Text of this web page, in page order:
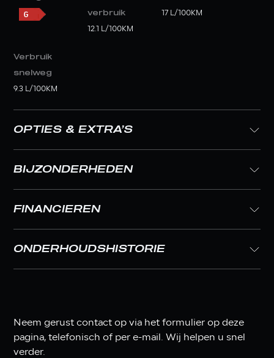
verbruik
12.1 L/100KM
17 L/100KM
Verbruik
snelweg
9.3 L/100KM
OPTIES & EXTRA’S
BIJZONDERHEDEN
FINANCIEREN
ONDERHOUDSHISTORIE
Neem gerust contact op via het formulier op deze
pagina, telefonisch of per e-mail. Wij helpen u snel
verder.